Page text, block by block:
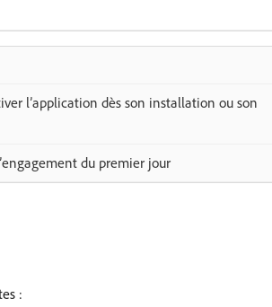
l’application dès son installation ou son
du premier jour
: